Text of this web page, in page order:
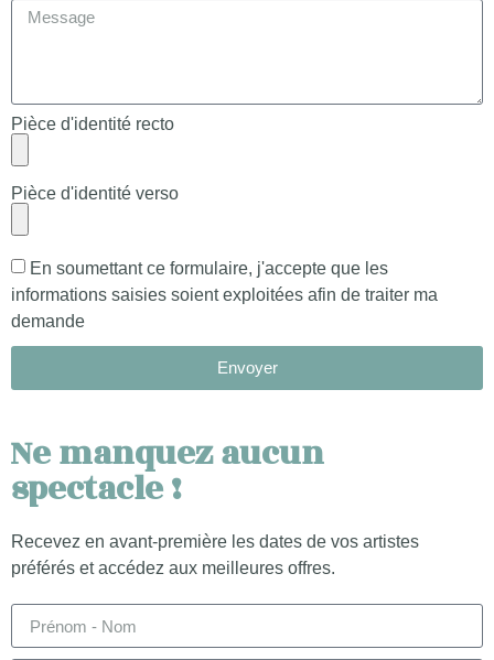
Pièce d'identité recto
Pièce d'identité verso
En soumettant ce formulaire, j'accepte que les
informations saisies soient exploitées afin de traiter ma
demande
Envoyer
Ne manquez aucun
spectacle !
Recevez en avant-première les dates de vos artistes
préférés et accédez aux meilleures offres.